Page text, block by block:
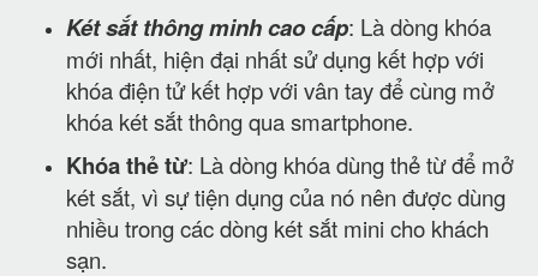
Két sắt thông minh cao cấp: Là dòng khóa
mới nhất, hiện đại nhất sử dụng kết hợp với
khóa điện tử kết hợp với vân tay để cùng mở
khóa két sắt thông qua smartphone.
Khóa thẻ từ: Là dòng khóa dùng thẻ từ để mở
két sắt, vì sự tiện dụng của nó nên được dùng
nhiều trong các dòng két sắt mini cho khách
sạn.